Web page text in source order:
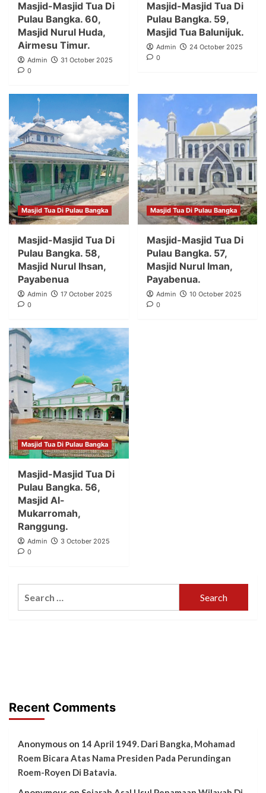
Masjid-Masjid Tua Di
Pulau Bangka. 60,
Masjid Nurul Huda,
Airmesu Timur.
Admin
31 October 2025
0
Masjid-Masjid Tua Di
Pulau Bangka. 59,
Masjid Tua Balunijuk.
Admin
24 October 2025
0
Masjid Tua Di Pulau Bangka
Masjid-Masjid Tua Di
Pulau Bangka. 58,
Masjid Nurul Ihsan,
Payabenua
Admin
17 October 2025
0
Masjid Tua Di Pulau Bangka
Masjid-Masjid Tua Di
Pulau Bangka. 57,
Masjid Nurul Iman,
Payabenua.
Admin
10 October 2025
0
Masjid Tua Di Pulau Bangka
Masjid-Masjid Tua Di
Pulau Bangka. 56,
Masjid Al-
Mukarromah,
Ranggung.
Admin
3 October 2025
0
Recent Comments
Anonymous on 14 April 1949. Dari Bangka, Mohamad
Roem Bicara Atas Nama Presiden Pada Perundingan
Roem-Royen Di Batavia.